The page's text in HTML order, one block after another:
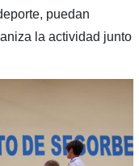
puedan
la actividad junto